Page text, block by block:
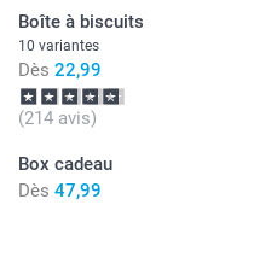
Boîte à biscuits
10 variantes
Dès 22,99
(214 avis)
Box cadeau
Dès 47,99